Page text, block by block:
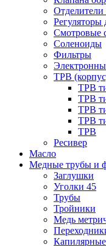
Отделители
Регуляторы
Смотровые
Соленоиды
Фильтры
ТРВ
ТРВ
ТРВ
ТРВ
ТРВ
ТРВ
Ресивер
Масло
Медные трубы и
Заглушки
Уголки 45
Трубы
Тройники
Медь